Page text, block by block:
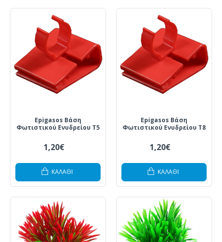
Epigasos Βάση
Φωτιστικού Ενυδρείου T5
1,20€
ΚΑΛΆΘΙ
Epigasos Βάση
Φωτιστικού Ενυδρείου T8
1,20€
ΚΑΛΆΘΙ